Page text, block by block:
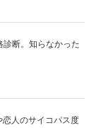
診断。知らなかった
恋人のサイコパス度